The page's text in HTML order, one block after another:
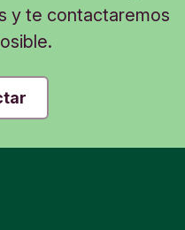
y te contactaremos